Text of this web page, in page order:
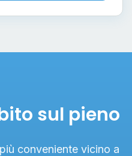
sul pieno
conveniente vicino a